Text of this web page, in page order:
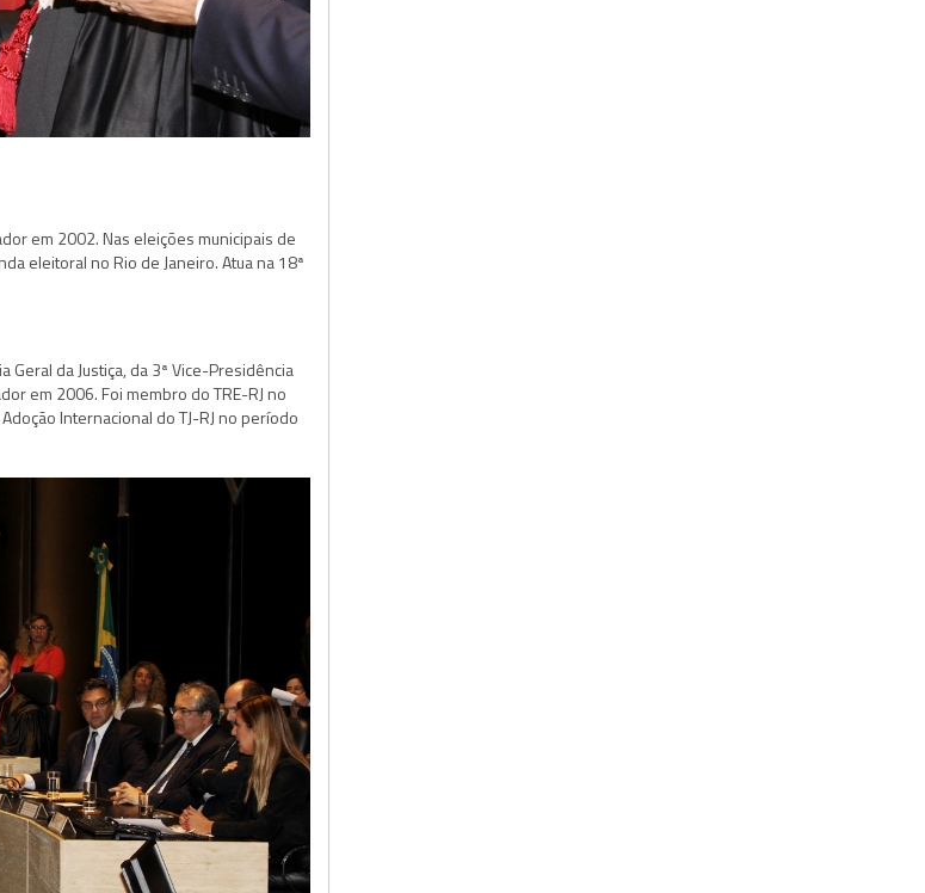
em 2002. Nas eleições municipais de
eleitoral no Rio de Janeiro. Atua na 18ª
da Justiça, da 3ª Vice-Presidência
em 2006. Foi membro do TRE-RJ no
Internacional do TJ-RJ no período